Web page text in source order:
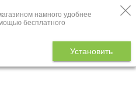
намного удобнее
бесплатного
Установить